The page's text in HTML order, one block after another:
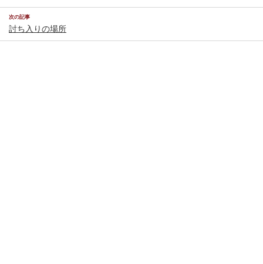
次の記事
討ち入りの場所